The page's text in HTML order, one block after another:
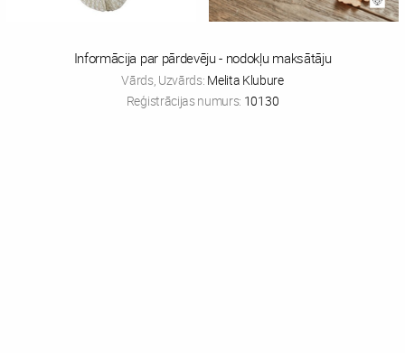
Informācija par pārdevēju - nodokļu maksātāju
Vārds, Uzvārds: Melita Klubure
Reģistrācijas numurs: 10130